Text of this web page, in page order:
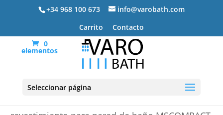
+34 968 100 673
info@varobath.com
Carrito
Contacto
0
elementos
Seleccionar página